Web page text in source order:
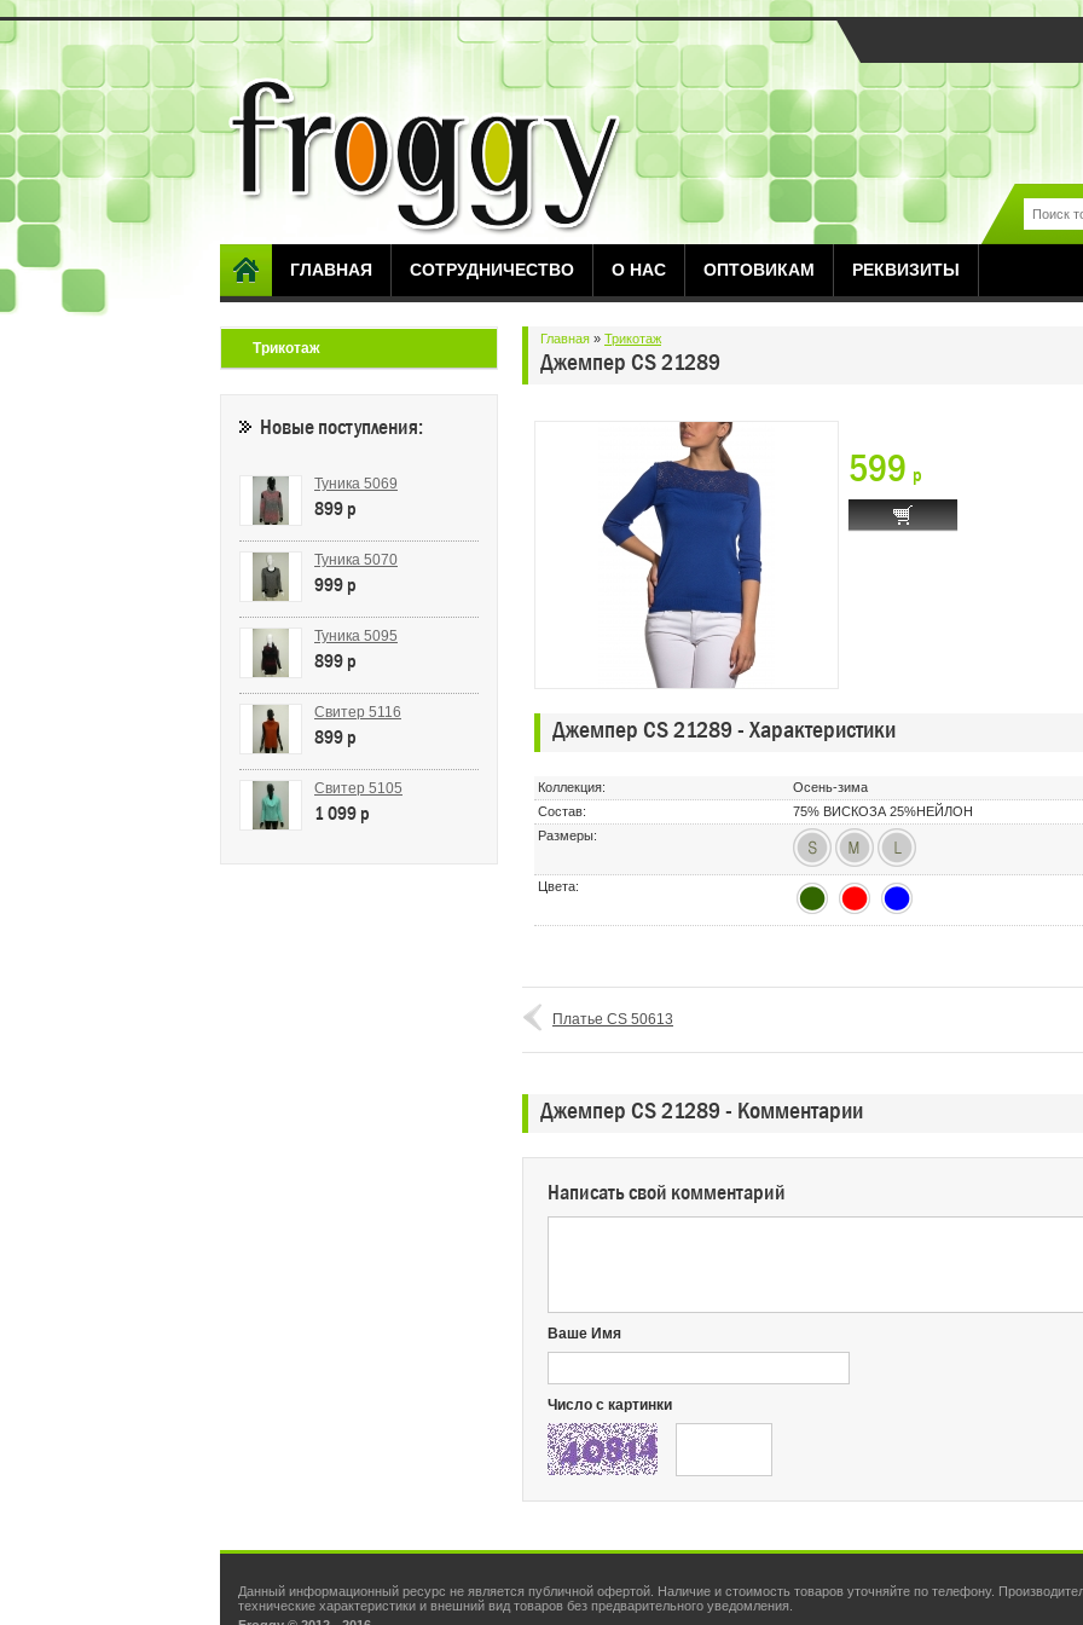
ГЛАВНАЯ СОТРУДНИЧЕСТВО О НАС ОПТОВИКАМ РЕКВИЗИТЫ
Главная » Трикотаж
Джемпер CS 21289
599 p
Джемпер CS 21289 - Характеристики
Коллекция:
Осень-зима
Состав:
75% ВИСКОЗА 25%НЕЙЛОН
Размеры:
Цвета:
Платье CS 50613
Джемпер CS 21289 - Комментарии
Написать свой комментарий
Ваше Имя
Число с картинки
Трикотаж
Новые поступления:
Туника 5069
899 p
Туника 5070
999 p
Туника 5095
899 p
Свитер 5116
899 p
Свитер 5105
1 099 p
Данный информационный ресурс не является публичной офертой. Наличие и стоимость товаров уточняйте по телефону.
технические характеристики и внешний вид товаров без предварительного уведомления.